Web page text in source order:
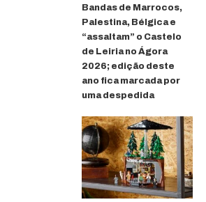
Bandas de Marrocos,
Palestina, Bélgica e
“assaltam” o Castelo
de Leiria no Ágora
2026; edição deste
ano fica marcada por
uma despedida